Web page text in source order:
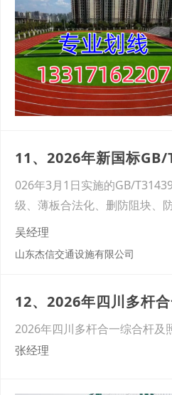
11、2026年新国标
026年3月1日实施的GB/
级、薄板合法化、删防阻块、
吴经理
山东杰信交通设施有限公司
12、2026年四川多杆
2026年四川多杆合一综合杆及
张经理